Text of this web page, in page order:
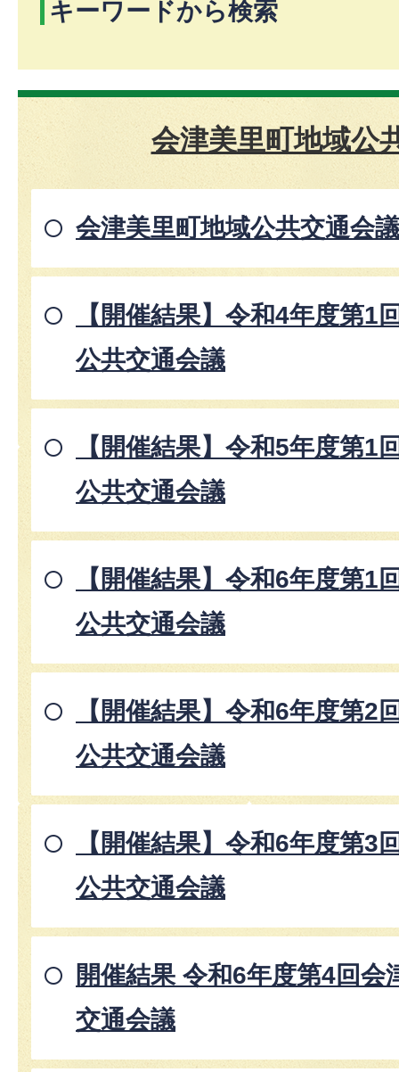
キーワードから検索
会津美里町地域公
会津美里町地域公共交通会議
【開催結果】令和4年度第1
公共交通会議
【開催結果】令和5年度第1
公共交通会議
【開催結果】令和6年度第1
公共交通会議
【開催結果】令和6年度第2
公共交通会議
【開催結果】令和6年度第3
公共交通会議
開催結果 令和6年度第4回会
交通会議